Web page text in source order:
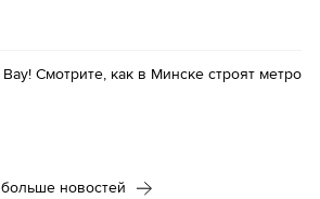
Вау! Смотрите, как в Минске строят метро
больше новостей